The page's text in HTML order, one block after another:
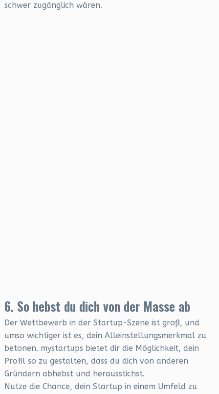
schwer zugänglich wären.
6. So hebst du dich von der Masse ab
Der Wettbewerb in der Startup-Szene ist groß, und
umso wichtiger ist es, dein Alleinstellungsmerkmal zu
betonen. mystartups bietet dir die Möglichkeit, dein
Profil so zu gestalten, dass du dich von anderen
Gründern abhebst und herausstichst.
Nutze die Chance, dein Startup in einem Umfeld zu